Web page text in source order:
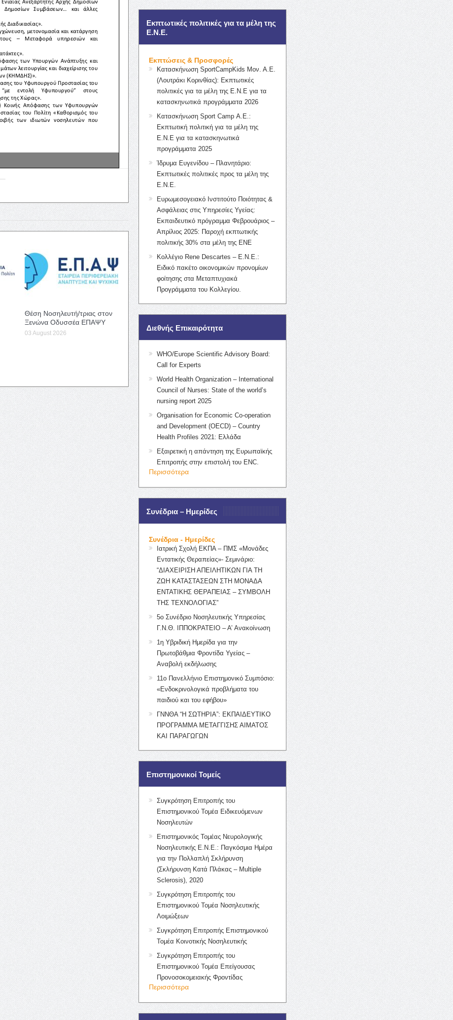
Θέση Νοσηλευτή/τριας στον
Ξενώνα Οδυσσέα ΕΠΑΨΥ
03 August 2026
Εκπτωτικές πολιτικές για τα μέλη της
Ε.Ν.Ε.
Εκπτώσεις & Προσφορές
Κατασκήνωση SportCampKids Μον. Α.Ε.
(Λουτράκι Κορινθίας): Εκπτωτικές
πολιτικές για τα μέλη της Ε.Ν.Ε για τα
κατασκηνωτικά προγράμματα 2026
Κατασκήνωση Sport Camp Α.Ε.:
Εκπτωτική πολιτική για τα μέλη της
Ε.Ν.Ε για τα κατασκηνωτικά
προγράμματα 2025
Ίδρυμα Ευγενίδου – Πλανητάριο:
Εκπτωτικές πολιτικές προς τα μέλη της
Ε.Ν.Ε.
Ευρωμεσογειακό Ινστιτούτο Ποιότητας &
Ασφάλειας στις Υπηρεσίες Υγείας:
Εκπαιδευτικό πρόγραμμα Φεβρουάριος –
Απρίλιος 2025: Παροχή εκπτωτικής
πολιτικής 30% στα μέλη της ΕΝΕ
Κολλέγιο Rene Descartes – Ε.Ν.Ε.:
Ειδικό πακέτο οικονομικών προνομίων
φοίτησης στα Μεταπτυχιακά
Προγράμματα του Κολλεγίου.
Διεθνής Επικαιρότητα
WHO/Europe Scientific Advisory Board:
Call for Experts
World Health Organization – International
Council of Nurses: State of the world’s
nursing report 2025
Organisation for Economic Co-operation
and Development (OECD) – Country
Health Profiles 2021: Ελλάδα
Εξαιρετική η απάντηση της Ευρωπαϊκής
Επιτροπής στην επιστολή του ENC.
Περισσότερα
Συνέδρια – Ημερίδες
Συνέδρια - Ημερίδες
Ιατρική Σχολή ΕΚΠΑ – ΠΜΣ «Μονάδες
Εντατικής Θεραπείας»- Σεμινάριο:
“ΔΙΑΧΕΙΡΙΣΗ ΑΠΕΙΛΗΤΙΚΩΝ ΓΙΑ ΤΗ
ΖΩΗ ΚΑΤΑΣΤΑΣΕΩΝ ΣΤΗ ΜΟΝΑΔΑ
ΕΝΤΑΤΙΚΗΣ ΘΕΡΑΠΕΙΑΣ – ΣΥΜΒΟΛΗ
ΤΗΣ ΤΕΧΝΟΛΟΓΙΑΣ”
5ο Συνέδριο Νοσηλευτικής Υπηρεσίας
Γ.Ν.Θ. ΙΠΠΟΚΡΑΤΕΙΟ – Α’ Ανακοίνωση
1η Υβριδική Ημερίδα για την
Πρωτοβάθμια Φροντίδα Υγείας –
Αναβολή εκδήλωσης
11ο Πανελλήνιο Επιστημονικό Συμπόσιο:
«Ενδοκρινολογικά προβλήματα του
παιδιού και του εφήβου»
ΓΝΝΘΑ “Η ΣΩΤΗΡΙΑ”: ΕΚΠΑΙΔΕΥΤΙΚΟ
ΠΡΟΓΡΑΜΜΑ ΜΕΤΑΓΓΙΣΗΣ ΑΙΜΑΤΟΣ
ΚΑΙ ΠΑΡΑΓΩΓΩΝ
Επιστημονικοί Τομείς
Συγκρότηση Επιτροπής του
Επιστημονικού Τομέα Ειδικευόμενων
Νοσηλευτών
Επιστημονικός Τομέας Νευρολογικής
Νοσηλευτικής Ε.Ν.Ε.: Παγκόσμια Ημέρα
για την Πολλαπλή Σκλήρυνση
(Σκλήρυνση Κατά Πλάκας – Multiple
Sclerosis), 2020
Συγκρότηση Επιτροπής του
Επιστημονικού Τομέα Νοσηλευτικής
Λοιμώξεων
Συγκρότηση Επιτροπής Επιστημονικού
Τομέα Κοινοτικής Νοσηλευτικής
Συγκρότηση Επιτροπής του
Επιστημονικού Τομέα Επείγουσας
Προνοσοκομειακής Φροντίδας
Περισσότερα